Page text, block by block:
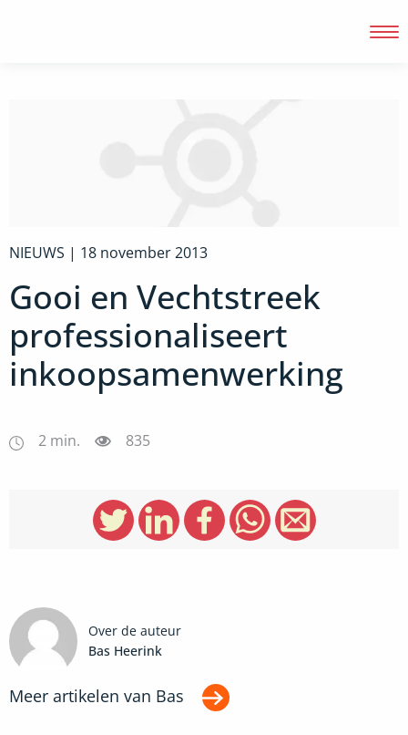
NIEUWS | 18 november 2013
Gooi en Vechtstreek
professionaliseert
inkoopsamenwerking
2 min. 835
Over de auteur
Bas Heerink
Meer artikelen van Bas